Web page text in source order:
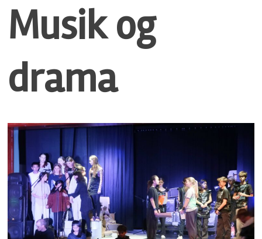
Musik og
drama